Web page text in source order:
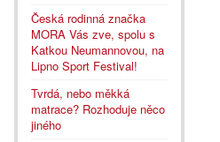
Česká rodinná značka
MORA Vás zve, spolu s
Katkou Neumannovou, na
Lipno Sport Festival!
Tvrdá, nebo měkká
matrace? Rozhoduje něco
jiného